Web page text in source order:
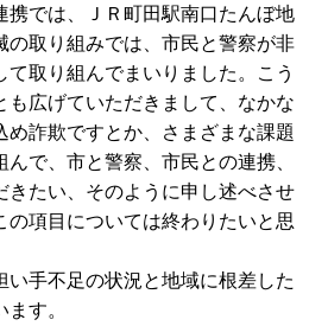
携では、ＪＲ町田駅南口たんぼ地
の取り組みでは、市民と警察が非
取り組んでまいりました。こう
も広げていただきまして、なかな
め詐欺ですとか、さまざまな課題
で、市と警察、市民との連携、
きたい、そのように申し述べさせ
の項目については終わりたいと思
い手不足の状況と地域に根差した
す。